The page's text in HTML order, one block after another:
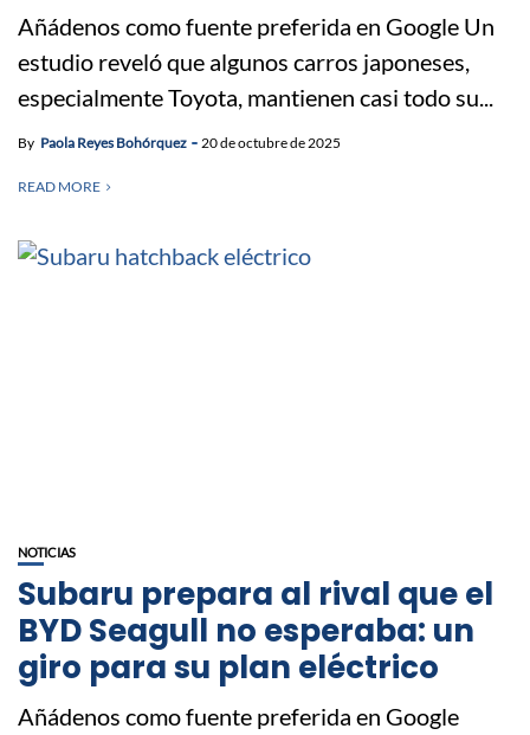
Añádenos como fuente preferida en Google Un
estudio reveló que algunos carros japoneses,
especialmente Toyota, mantienen casi todo su...
By Paola Reyes Bohórquez 20 de octubre de 2025
READ MORE
NOTICIAS
Subaru prepara al rival que el
BYD Seagull no esperaba: un
giro para su plan eléctrico
Añádenos como fuente preferida en Google